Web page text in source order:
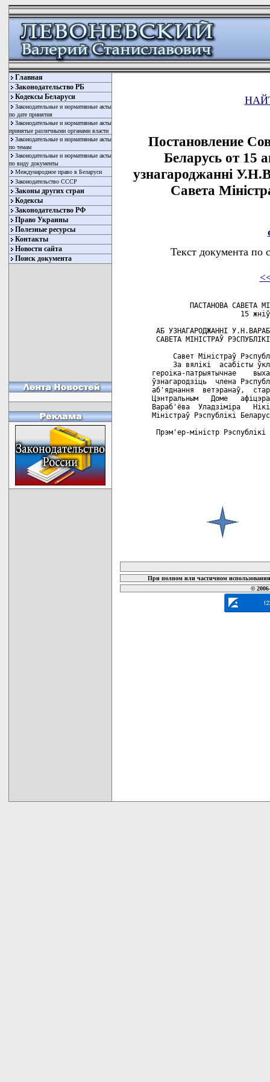
Главная
Законодательство РБ
Кодексы Беларуси
Законодательные и нормативные акты
по дате принятия
Законодательные и нормативные акты
принятые различными органами власти
Законодательные и нормативные акты
по темам
Законодательные и нормативные акты
по виду документы
Международное право в Беларуси
Законодательство СССР
Законы других стран
Кодексы
Законодательство РФ
Право Украины
Полезные ресурсы
Контакты
Новости сайта
Поиск документа
Постановление
Беларусь от 15
узнагароджаннi
Савета
Текст документа по
ПАСТАНОВА САВЕТА
15
АБ УЗНАГАРОДЖАННI
САВЕТА МIНIСТРАЎ
Савет Мiнiстраў
За вялiкi  асабiсты
героiка-патрыятычнае
ўзнагародзiць  члена
аб'яднання  ветэранаў,
Цэнтральным   Доме
Вараб'ёва  Уладзiмiра
Мiнiстраў Рэспублiкi
Прэм'ер-мiнiстр
При полном или частичном
©